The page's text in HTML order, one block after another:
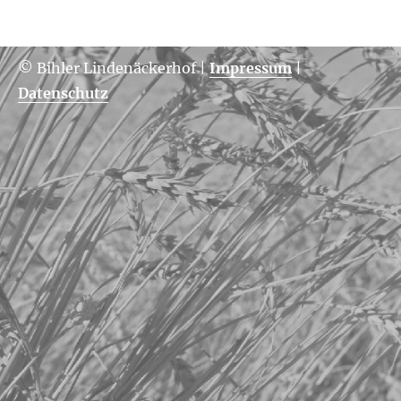
© Bihler Lindenäckerhof|Impressum|
Datenschutz